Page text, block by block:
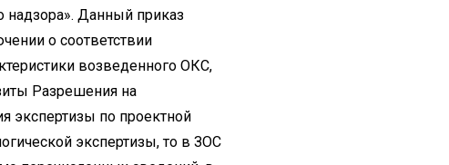
надзора». Данный приказ
о соответствии
возведенного ОКС,
Разрешения на
экспертизы по проектной
экспертизы, то в ЗОС